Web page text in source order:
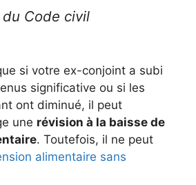
Code civil
si votre ex-conjoint a subi
significative ou si les
ont diminué, il peut
une révision à la baisse de
. Toutefois, il ne peut
alimentaire sans